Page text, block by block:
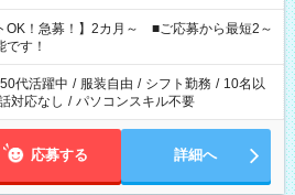
」 「余裕を持って夕飯の準備がしたい」
たくない」 など、ご希望を教えてください
事の勤務時間。 合計で週40時間を超える場
。
OK！急募！】2カ月～ ■ご応募から最短2～
す！
代活躍中 / 服装自由 / シフト勤務 / 10名以
対応なし / パソコンスキル不要
応募する 詳細へ